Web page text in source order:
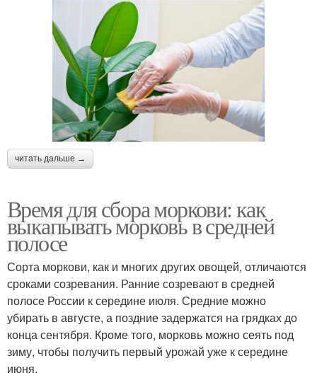
читать дальше →
Время для сбора моркови: как
выкапывать морковь в средней
полосе
Сорта моркови, как и многих других овощей, отличаются
сроками созревания. Ранние созревают в средней
полосе России к середине июля. Средние можно
убирать в августе, а поздние задержатся на грядках до
конца сентября. Кроме того, морковь можно сеять под
зиму, чтобы получить первый урожай уже к середине
июня.